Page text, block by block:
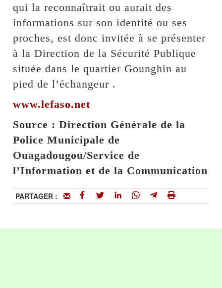
qui la reconnaîtrait ou aurait des
informations sur son identité ou ses
proches, est donc invitée à se présenter
à la Direction de la Sécurité Publique
située dans le quartier Gounghin au
pied de l’échangeur .
www.lefaso.net
Source : Direction Générale de la
Police Municipale de
Ouagadougou/Service de
l’Information et de la Communication
PARTAGER :